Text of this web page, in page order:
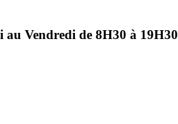
Vendredi de 8H30 à 19H30